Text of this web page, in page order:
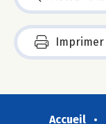
Accueil